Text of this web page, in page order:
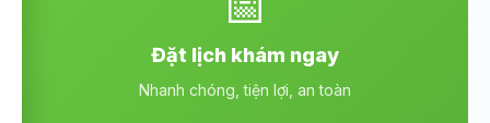
Đặt lịch khám ngay
Nhanh chóng, tiện lợi, an toàn